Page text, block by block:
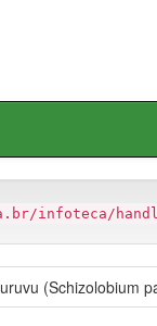
infoteca/
(Schizolobium